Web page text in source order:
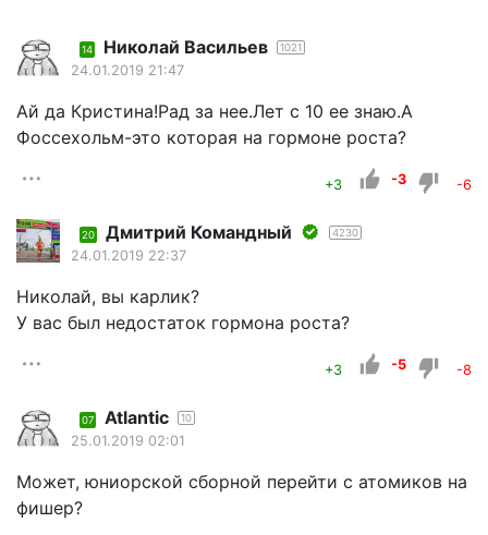
14 Николай Васильев 1021
24.01.2019 21:47
Ай да Кристина!Рад за нее.Лет с 10 ее знаю.А
Фоссехольм-это которая на гормоне роста?
+3 -3 -6
20 Дмитрий Командный 4230
24.01.2019 22:37
Николай, вы карлик?
У вас был недостаток гормона роста?
+3 -5 -8
07 Atlantic 10
25.01.2019 02:01
Может, юниорской сборной перейти с атомиков на
фишер?